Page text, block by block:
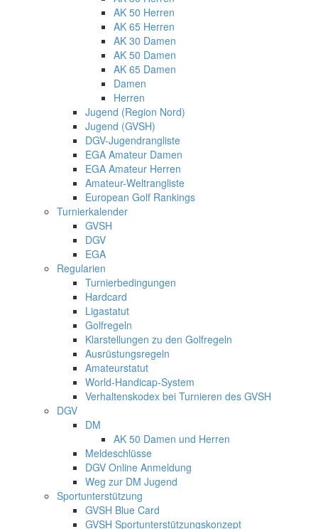
AK 50 Herren
AK 65 Herren
AK 30 Damen
AK 50 Damen
AK 65 Damen
Damen
Herren
Jugend (Region Nord)
Jugend (GVSH)
DGV-Jugendrangliste
EGA Amateur Damen
EGA Amateur Herren
Amateur-Weltrangliste
European Golf Rankings
Turnierkalender
GVSH
DGV
EGA
Regularien
Turnierbedingungen
Hardcard
Ligastatut
Golfregeln
Klarstellungen zu den Golfregeln
Ausrüstungsregeln
Amateurstatut
World-Handicap-System
Verhaltenskodex bei Turnieren des GVSH
DGV
DM
AK 50 Damen und Herren
Meldeschlüsse
DGV Online Anmeldung
Weg zur DM Jugend
Sportunterstützung
GVSH Blue Card
GVSH Sportunterstützungskonzept